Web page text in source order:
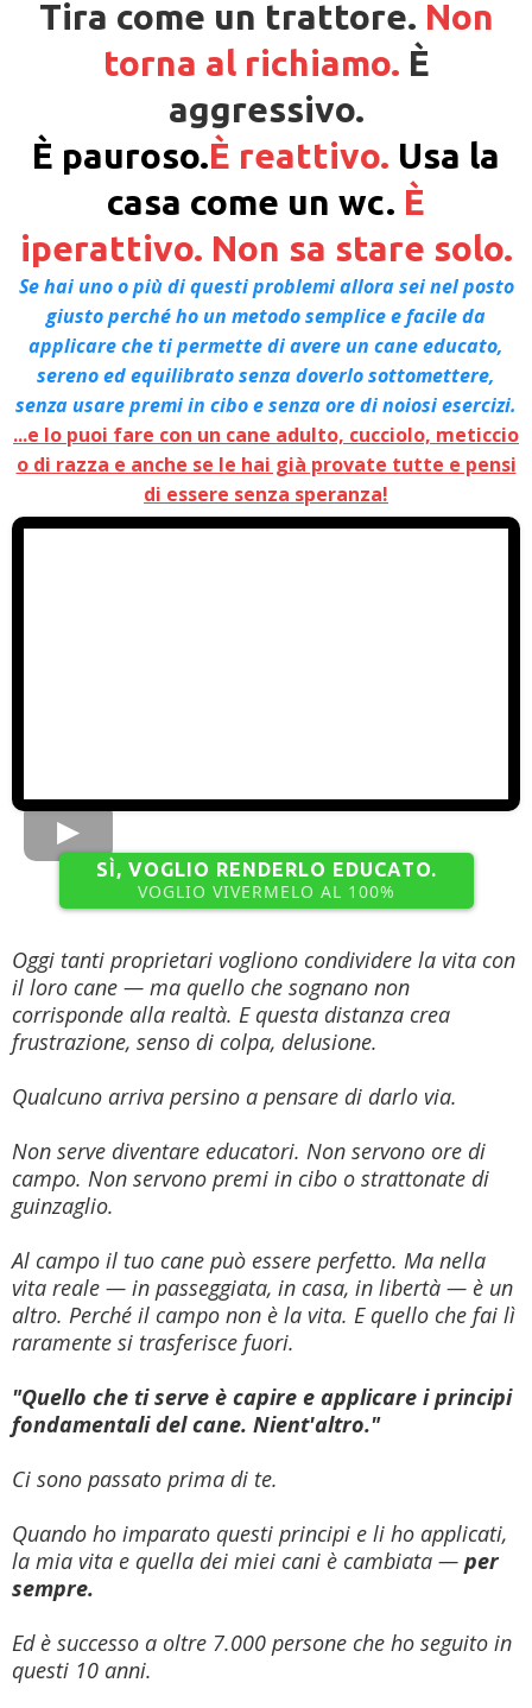
Tira come un trattore. Non
torna al richiamo. È
aggressivo.
È pauroso.È reattivo. Usa la
casa come un wc. È
iperattivo. Non sa stare solo.
Se hai uno o più di questi problemi allora sei nel posto
giusto perché ho un metodo semplice e facile da
applicare che ti permette di avere un cane educato,
sereno ed equilibrato senza doverlo sottomettere,
senza usare premi in cibo e senza ore di noiosi esercizi.
...e lo puoi fare con un cane adulto, cucciolo, meticcio
o di razza e anche se le hai già provate tutte e pensi
di essere senza speranza!
SÌ, VOGLIO RENDERLO EDUCATO.
VOGLIO VIVERMELO AL 100%
Oggi tanti proprietari vogliono condividere la vita con
il loro cane — ma quello che sognano non
corrisponde alla realtà. E questa distanza crea
frustrazione, senso di colpa, delusione.
Qualcuno arriva persino a pensare di darlo via.
Non serve diventare educatori. Non servono ore di
campo. Non servono premi in cibo o strattonate di
guinzaglio.
Al campo il tuo cane può essere perfetto. Ma nella
vita reale — in passeggiata, in casa, in libertà — è un
altro. Perché il campo non è la vita. E quello che fai lì
raramente si trasferisce fuori.
"Quello che ti serve è capire e applicare i principi
fondamentali del cane. Nient'altro."
Ci sono passato prima di te.
Quando ho imparato questi principi e li ho applicati,
la mia vita e quella dei miei cani è cambiata — per
sempre.
Ed è successo a oltre 7.000 persone che ho seguito in
questi 10 anni.